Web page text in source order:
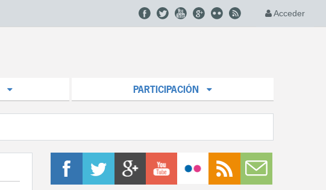
Acceder
PARTICIPACIÓN